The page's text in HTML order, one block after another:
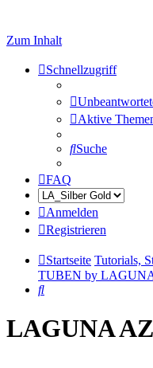
Zum Inhalt
Schnellzugriff
Aktive
Suche
FAQ
Anmelden
Registrieren
Startseite Tutorials,
TUBEN by
Suche
LAGUNA